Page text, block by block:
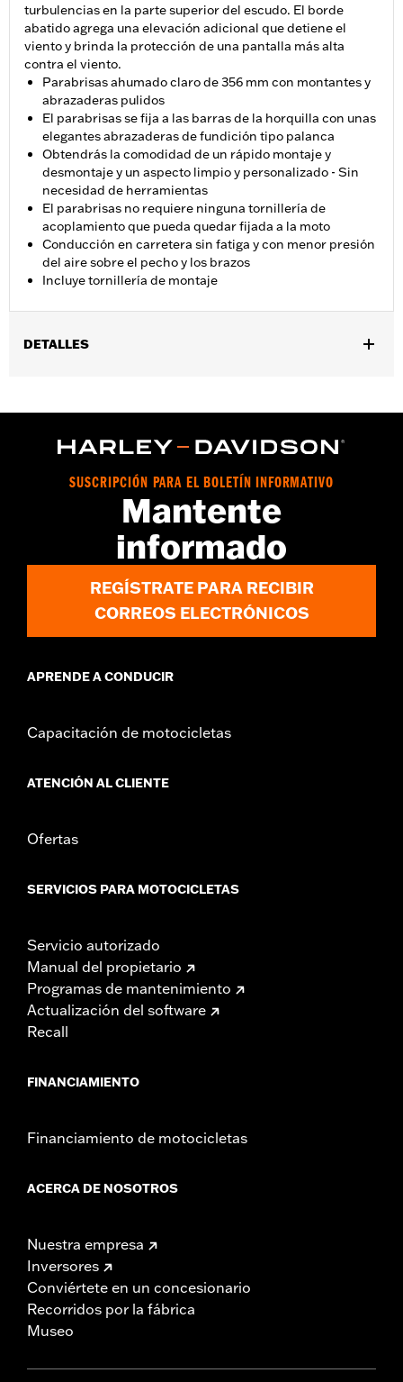
turbulencias en la parte superior del escudo. El borde
abatido agrega una elevación adicional que detiene el
viento y brinda la protección de una pantalla más alta
contra el viento.
Parabrisas ahumado claro de 356 mm con montantes y
abrazaderas pulidos
El parabrisas se fija a las barras de la horquilla con unas
elegantes abrazaderas de fundición tipo palanca
Obtendrás la comodidad de un rápido montaje y
desmontaje y un aspecto limpio y personalizado - Sin
necesidad de herramientas
El parabrisas no requiere ninguna tornillería de
acoplamiento que pueda quedar fijada a la moto
Conducción en carretera sin fatiga y con menor presión
del aire sobre el pecho y los brazos
Incluye tornillería de montaje
DETALLES
Installation Instructions
17.6 Inches
1 year limited warranty – Go towww.h-
for full details
SUSCRIPCIÓN PARA EL BOLETÍN INFORMATIVO
Mantente
informado
REGÍSTRATE PARA RECIBIR
CORREOS ELECTRÓNICOS
APRENDE A CONDUCIR
Capacitación de motocicletas
ATENCIÓN AL CLIENTE
Ofertas
SERVICIOS PARA MOTOCICLETAS
Servicio autorizado
Manual del propietario
Programas de mantenimiento
Actualización del software
Recall
FINANCIAMIENTO
Financiamiento de motocicletas
ACERCA DE NOSOTROS
Nuestra empresa
Inversores
Conviértete en un concesionario
Recorridos por la fábrica
Museo